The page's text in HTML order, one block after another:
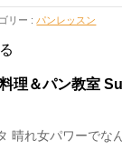
リー : パンレッスン
理＆パン教室
晴れ女パワーでな